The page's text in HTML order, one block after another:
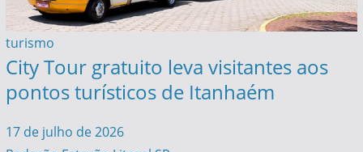
turismo
City Tour gratuito leva visitantes aos
pontos turísticos de Itanhaém
17 de julho de 2026